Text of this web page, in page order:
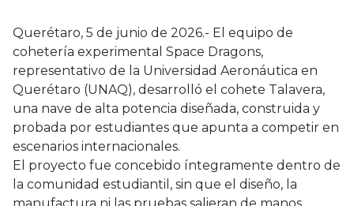
Querétaro, 5 de junio de 2026.- El equipo de
cohetería experimental Space Dragons,
representativo de la Universidad Aeronáutica en
Querétaro (UNAQ), desarrolló el cohete Talavera,
una nave de alta potencia diseñada, construida y
probada por estudiantes que apunta a competir en
escenarios internacionales.
El proyecto fue concebido íntegramente dentro de
la comunidad estudiantil, sin que el diseño, la